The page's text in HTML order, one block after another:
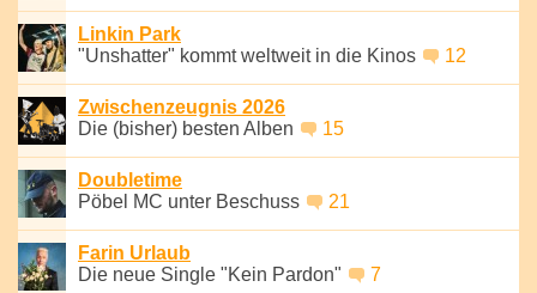
Linkin Park
"Unshatter" kommt weltweit in die Kinos
12
Zwischenzeugnis 2026
Die (bisher) besten Alben
15
Doubletime
Pöbel MC unter Beschuss
21
Farin Urlaub
Die neue Single "Kein Pardon"
7